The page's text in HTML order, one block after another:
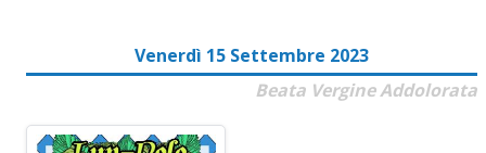
Venerdì 15 Settembre 2023
Beata Vergine Addolorata